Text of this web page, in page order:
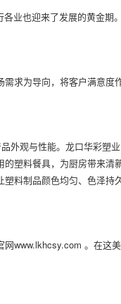
业也迎来了发展的黄金期
求为导向，将客户满意度
外观与性能。龙口华彩塑
塑料餐具，为厨房带来清
料制品颜色均匀、色泽持
www.lkhcsy.com 。在这